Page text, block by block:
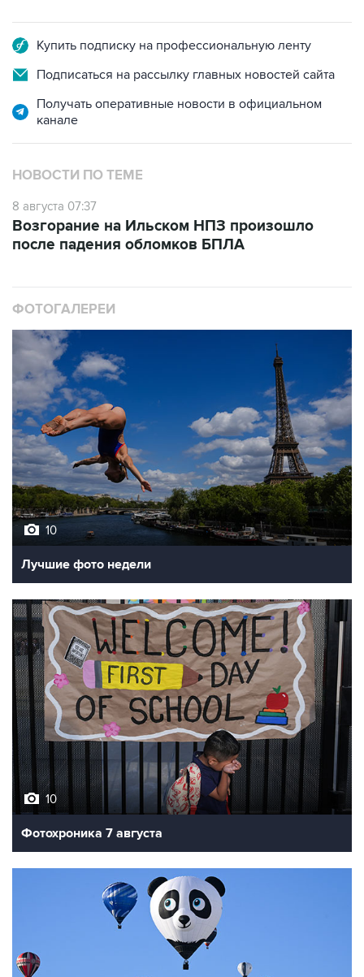
Купить подписку на профессиональную ленту
Подписаться на рассылку главных новостей сайта
Получать оперативные новости в официальном
канале
НОВОСТИ ПО ТЕМЕ
8 августа 07:37
Возгорание на Ильском НПЗ произошло
после падения обломков БПЛА
ФОТОГАЛЕРЕИ
10
Лучшие фото недели
10
Фотохроника 7 августа